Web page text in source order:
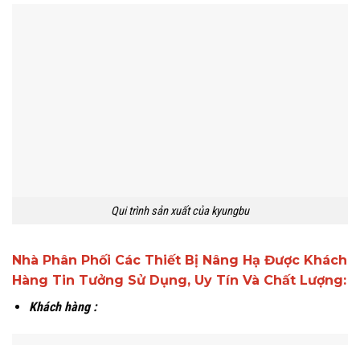
Qui trình sản xuất của kyungbu
Nhà Phân Phối Các Thiết Bị Nâng Hạ Được Khách
Hàng Tin Tưởng Sử Dụng, Uy Tín Và Chất Lượng:
Khách hàng :